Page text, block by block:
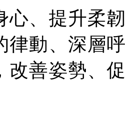
心、提升柔
律動、深層
改善姿勢、